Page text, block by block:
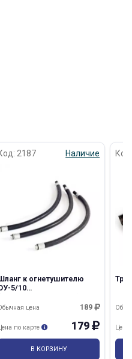
2187 Наличие
к огнетушителю
5/10
189
цена
179
по карте
В КОРЗИНУ
Цена
раз в 2 недели